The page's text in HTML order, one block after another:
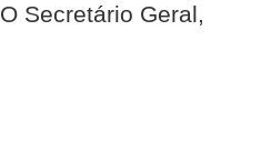
O Secretário Geral,